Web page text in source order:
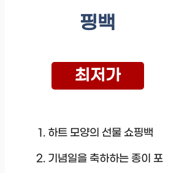
핑백
최저가
하트 모양의 선물 쇼핑백
기념일을 축하하는 종이 포